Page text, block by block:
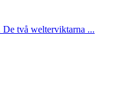
två welterviktarna ...